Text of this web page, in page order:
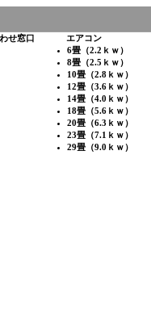
せ窓口
エアコン
6畳（2.2ｋｗ）
8畳（2.5ｋｗ）
10畳（2.8ｋｗ）
12畳（3.6ｋｗ）
14畳（4.0ｋｗ）
18畳（5.6ｋｗ）
20畳（6.3ｋｗ）
23畳（7.1ｋｗ）
29畳（9.0ｋｗ）